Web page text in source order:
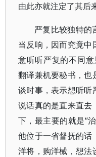
由此亦就注定了其后
严复比较独特的
当反响，因而究竟
意听听严复的不同
翻译兼机要秘书，也
谈时事，表示想听听
说话真的是直来直去
下，最主要的就是“
他位于一省督抚的话
洋将，购洋械，想法